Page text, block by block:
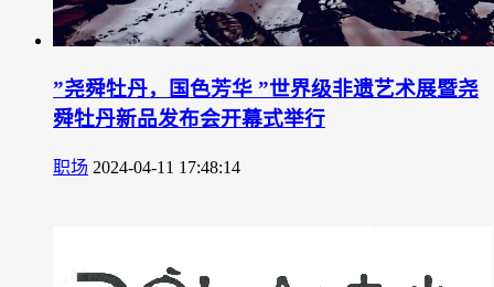
”尧舜牡丹，国色芳华 ”世界级非遗艺术展暨尧
舜牡丹新品发布会开幕式举行
职场 2024-04-11 17:48:14